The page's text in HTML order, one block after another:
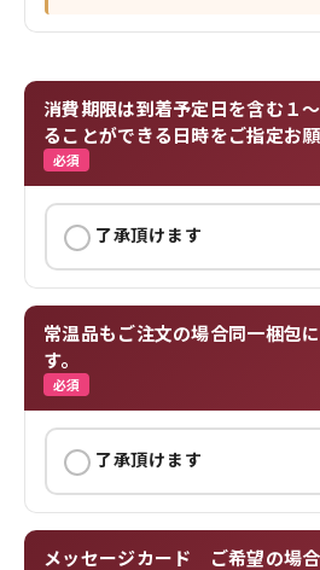
消費期限は到着予定日を含む１
ることができる日時をご指定お願
了承頂けます
常温品もご注文の場合同一梱包
す。
了承頂けます
メッセージカード ご希望の場